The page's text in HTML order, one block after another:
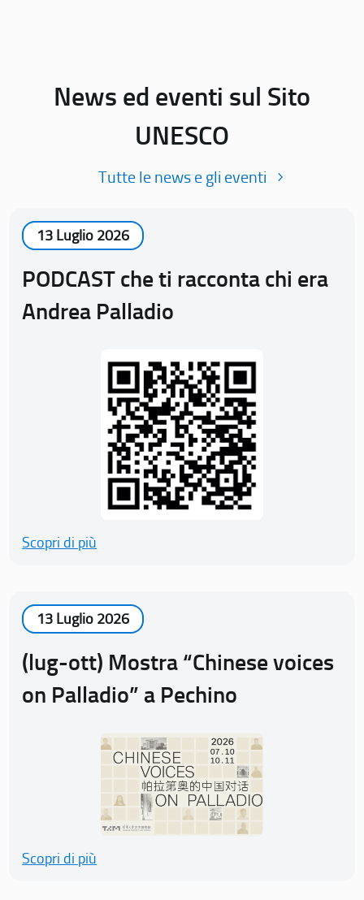
News ed eventi sul Sito
UNESCO
Tutte le news e gli eventi
13 Luglio 2026
PODCAST che ti racconta chi era
Andrea Palladio
Scopri di più
13 Luglio 2026
(lug-ott) Mostra “Chinese voices
on Palladio” a Pechino
Scopri di più